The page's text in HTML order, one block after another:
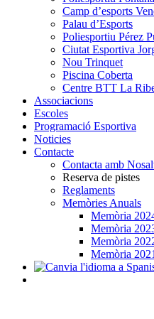
Camp d’esports
Palau d’Esports
Poliesportiu Pérez
Ciutat Esportiva
Nou Trinquet
Piscina Coberta
Centre BTT La
Associacions
Escoles
Programació Esportiva
Noticies
Contacte
Contacta amb
Reserva de pistes
Reglaments
Memòries Anuals
Memòria
Memòria
Memòria
Memòria 2021